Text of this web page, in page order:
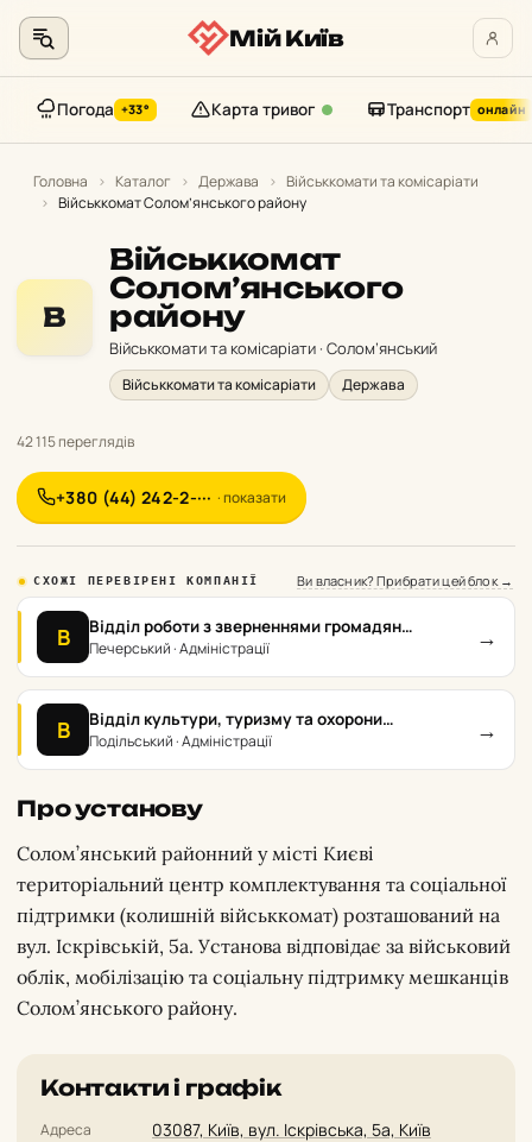
контенту
Мій Київ
Погода +33° Карта тривог Транспорт онлайн
Головна › Каталог › Держава › Військкомати та комісаріати
› Військкомат Солом’янського району
В
Військкомат
Солом’янського
району
Військкомати та комісаріати · Солом’янський
Військкомати та комісаріати Держава
42 115 переглядів
+380 (44) 242-2-··· · показати
СХОЖІ ПЕРЕВІРЕНІ КОМПАНІЇ Ви власник? Прибрати цей блок →
В
Відділ роботи з зверненнями громадян
Державної адміністрації Печеського району у
Печерський · Адміністрації →
В
Відділ культури, туризму та охорони
культурної спадщини Подільської районної в
Подільський · Адміністрації →
Про установу
Солом’янський районний у місті Києві
територіальний центр комплектування та соціальної
підтримки (колишній військкомат) розташований на
вул. Іскрівській, 5а. Установа відповідає за військовий
облік, мобілізацію та соціальну підтримку мешканців
Солом’янського району.
Контакти і графік
Адреса 03087, Київ, вул. Іскрівська, 5а, Київ